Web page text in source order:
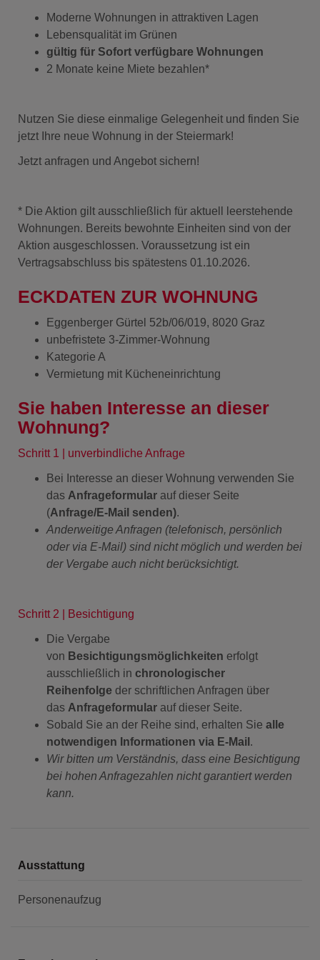
Moderne Wohnungen in attraktiven Lagen
Lebensqualität im Grünen
gültig für Sofort verfügbare Wohnungen
2 Monate keine Miete bezahlen*
Nutzen Sie diese einmalige Gelegenheit und finden Sie
jetzt Ihre neue Wohnung in der Steiermark!
Jetzt anfragen und Angebot sichern!
* Die Aktion gilt ausschließlich für aktuell leerstehende
Wohnungen. Bereits bewohnte Einheiten sind von der
Aktion ausgeschlossen. Voraussetzung ist ein
Vertragsabschluss bis spätestens 01.10.2026.
ECKDATEN ZUR WOHNUNG
Eggenberger Gürtel 52b/06/019, 8020 Graz
unbefristete 3-Zimmer-Wohnung
Kategorie A
Vermietung mit Kücheneinrichtung
Sie haben Interesse an dieser
Wohnung?
Schritt 1 | unverbindliche Anfrage
Bei Interesse an dieser Wohnung verwenden Sie
das Anfrageformular auf dieser Seite
(Anfrage/E-Mail senden).
Anderweitige Anfragen (telefonisch, persönlich
oder via E-Mail) sind nicht möglich und werden bei
der Vergabe auch nicht berücksichtigt.
Schritt 2 | Besichtigung
Die Vergabe
von Besichtigungsmöglichkeiten erfolgt
ausschließlich in chronologischer
Reihenfolge der schriftlichen Anfragen über
das Anfrageformular auf dieser Seite.
Sobald Sie an der Reihe sind, erhalten Sie alle
notwendigen Informationen via E-Mail .
Wir bitten um Verständnis, dass eine Besichtigung
bei hohen Anfragezahlen nicht garantiert werden
kann.
Ausstattung
Personenaufzug